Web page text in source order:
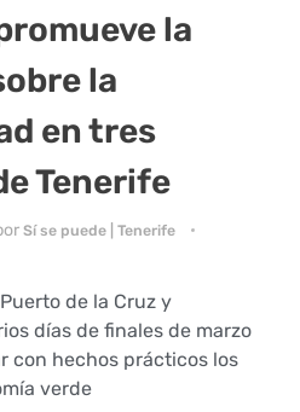
la
la
en tres
Tenerife
Sí se puede | Tenerife
de la Cruz y
días de finales de marzo
con hechos prácticos los
verde